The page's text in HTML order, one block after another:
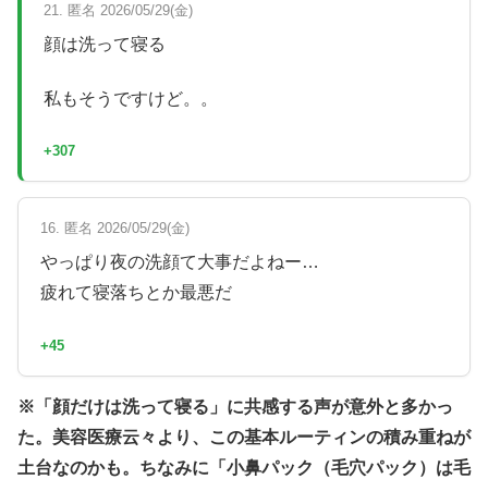
21. 匿名 2026/05/29(金)
顔は洗って寝る
私もそうですけど。。
+307
16. 匿名 2026/05/29(金)
やっぱり夜の洗顔て大事だよねー…
疲れて寝落ちとか最悪だ
+45
※「顔だけは洗って寝る」に共感する声が意外と多かっ
た。美容医療云々より、この基本ルーティンの積み重ねが
土台なのかも。ちなみに「小鼻パック（毛穴パック）は毛